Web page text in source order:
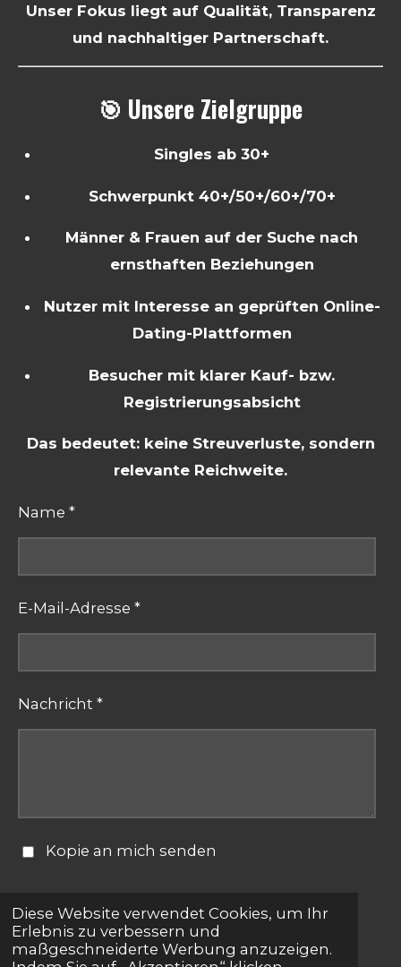
Diese Website verwendet Cookies, um Ihr
Erlebnis zu verbessern und
maßgeschneiderte Werbung anzuzeigen.
Unser Fokus liegt auf Qualität, Transparenz
und nachhaltiger Partnerschaft.
🎯 Unsere Zielgruppe
Singles ab 30+
Schwerpunkt 40+/50+/60+/70+
Männer & Frauen auf der Suche nach
ernsthaften Beziehungen
Nutzer mit Interesse an geprüften Online-
Dating-Plattformen
Besucher mit klarer Kauf- bzw.
Registrierungsabsicht
Das bedeutet: keine Streuverluste, sondern
relevante Reichweite.
Name *
E-Mail-Adresse *
Nachricht *
Kopie an mich senden
Formular absenden
© 2025 - 2026 bestepartnersuche.net